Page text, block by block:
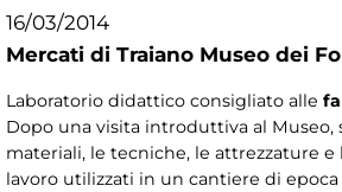
16/03/2014
Mercati di Traiano Museo dei
Laboratorio didattico consigliato alle
Dopo una visita introduttiva al Museo,
materiali, le tecniche, le attrezzature e
lavoro utilizzati in un cantiere di epoca